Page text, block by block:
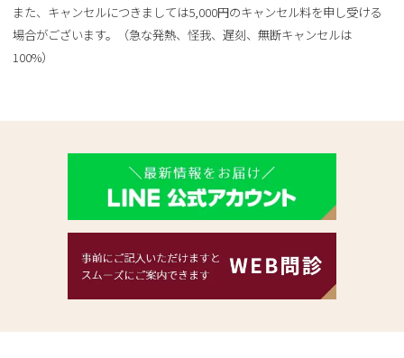
また、キャンセルにつきましては5,000円のキャンセル料を申し受ける
場合がございます。（急な発熱、怪我、遅刻、無断キャンセルは
100%）